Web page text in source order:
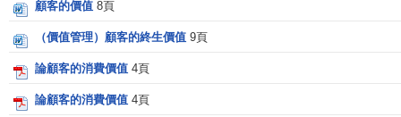
顧客的價值 8頁
（價值管理）顧客的終生價值 9頁
論顧客的消費價值 4頁
論顧客的消費價值 4頁